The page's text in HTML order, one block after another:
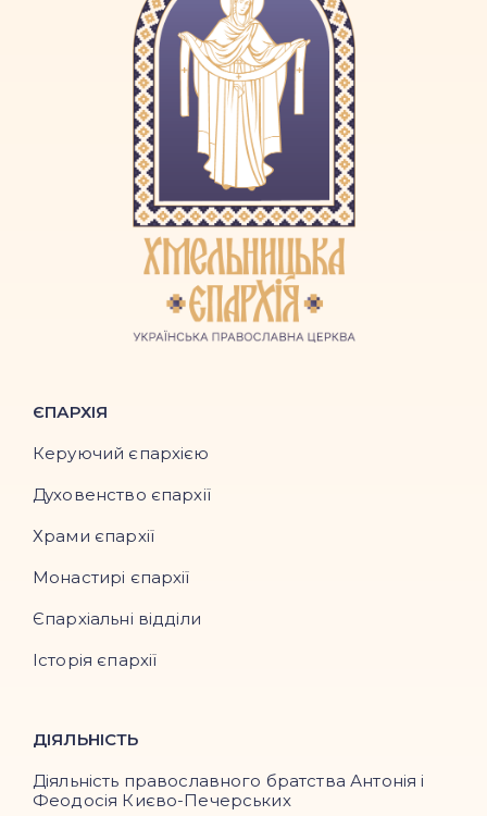
ЄПАРХІЯ
Керуючий єпархією
Духовенство єпархії
Храми єпархії
Монастирі єпархії
Єпархіальні відділи
Історія єпархії
ДІЯЛЬНІСТЬ
Діяльність православного братства Антонія і
Феодосія Києво-Печерських